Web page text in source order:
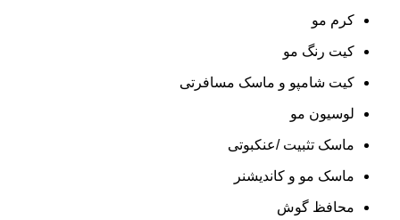
کرم مو
کیت رنگ مو
کیت شامپو و ماسک مسافرتی
لوسیون مو
ماسک تثبیت /عنکبوتی
ماسک مو و کاندیشنر
محافظ گوش